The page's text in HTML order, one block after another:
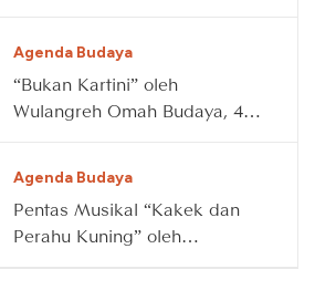
Agenda Budaya
“Bukan Kartini” oleh
Wulangreh Omah Budaya, 4
Agenda Budaya
Pentas Musikal “Kakek dan
Perahu Kuning” oleh